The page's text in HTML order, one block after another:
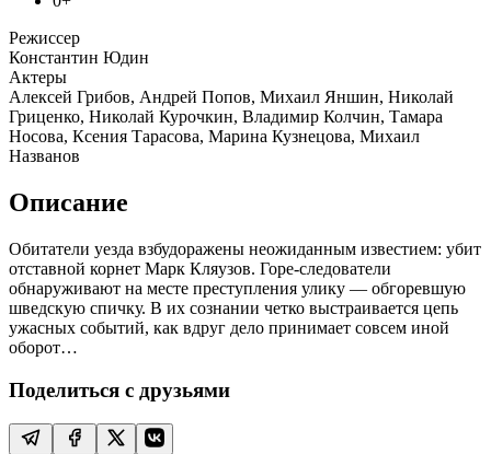
Режиссер
Константин Юдин
Актеры
Алексей Грибов, Андрей Попов, Михаил Яншин, Николай
Гриценко, Николай Курочкин, Владимир Колчин, Тамара
Носова, Ксения Тарасова, Марина Кузнецова, Михаил
Названов
Описание
Обитатели уезда взбудоражены неожиданным известием: убит
отставной корнет Марк Кляузов. Горе-следователи
обнаруживают на месте преступления улику — обгоревшую
шведскую спичку. В их сознании четко выстраивается цепь
ужасных событий, как вдруг дело принимает совсем иной
оборот…
Поделиться с друзьями